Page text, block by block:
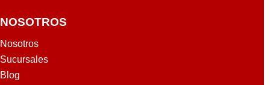
NOSOTROS
Nosotros
Sucursales
Blog